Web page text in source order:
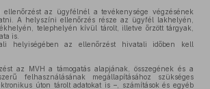
az ügyfélnél a tevékenysége végzésének
A helyszíni ellenőrzés része az ügyfél lakhelyén,
telephelyén kívül tárolt, illetve őrzött tárgyak,
is.
helyiségében az ellenőrzést hivatali időben kell
az MVH a támogatás alapjának, összegének és a
felhasználásának megállapításához szükséges
úton tárolt adatokat is –, számítások és egyéb